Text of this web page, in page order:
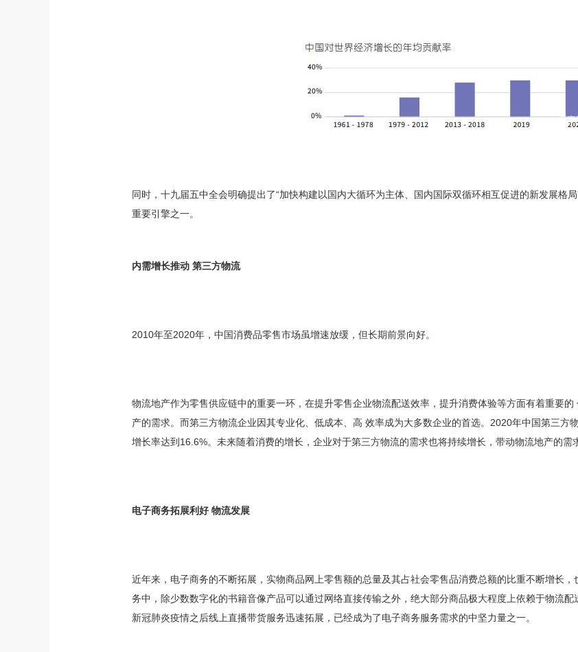
同时，十九届五中全会明确提出了“加快构建以国内大循环为主体、国内国际双循环相互促进的新发展格
重要引擎之一。
内需增长推动 第三方物流
2010年至2020年，中国消费品零售市场虽增速放缓，但长期前景向好。
物流地产作为零售供应链中的重要一环，在提升零售企业物流配送效率，提升消费体验等方面有着重要
产的需求。而第三方物流企业因其专业化、低成本、高 效率成为大多数企业的首选。2020年中国第三方
增长率达到16.6%。未来随着消费的增长，企业对于第三方物流的需求也将持续增长，带动物流地产的需
电子商务拓展利好 物流发展
近年来，电子商务的不断拓展，实物商品网上零售额的总量及其占社会零售品消费总额的比重不断增长
务中，除少数数字化的书籍音像产品可以通过网络直接传输之外，绝大部分商品极大程度上依赖于物流配
新冠肺炎疫情之后线上直播带货服务迅速拓展，已经成为了电子商务服务需求的中坚力量之一。